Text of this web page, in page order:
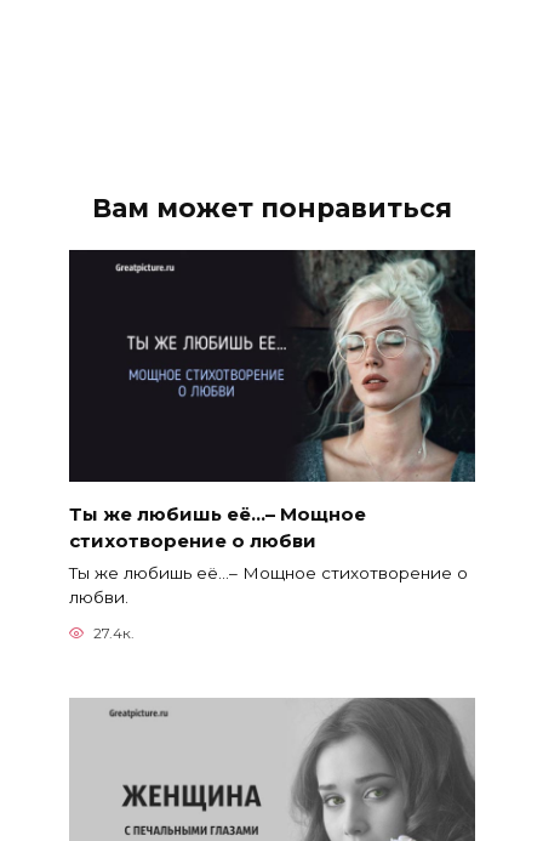
Вам может понравиться
Ты же любишь её…– Мощное
стихотворение о любви
Ты же любишь её…– Мощное стихотворение о
любви.
27.4к.